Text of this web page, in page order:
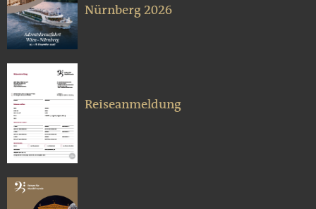
Nürnberg 2026
Reiseanmeldung